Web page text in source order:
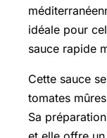
idéale pour
sauce rapide
Cette sauce
tomates
Sa